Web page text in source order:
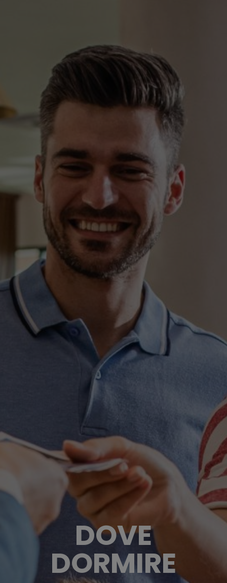
DOVE
DORMIRE